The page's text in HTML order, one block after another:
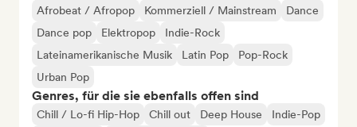
Afrobeat / Afropop Kommerziell / Mainstream
Dance
Dance pop
Elektropop
Indie-Rock
Lateinamerikanische Musik
Latin Pop
Pop-Rock
Urban Pop
Genres, für die sie ebenfalls offen sind
Chill / Lo-fi Hip-Hop Chill out Deep House
Indie-Pop